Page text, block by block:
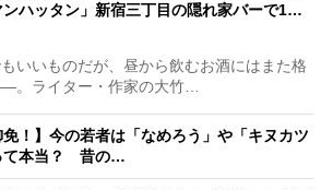
ンハッタン」新宿三丁目の隠れ家バーで1…
いいものだが、昼から飲むお酒にはまた格
。ライター・作家の大竹…
免！】今の若者は「なめろう」や「キヌカツ
て本当？ 昔の…